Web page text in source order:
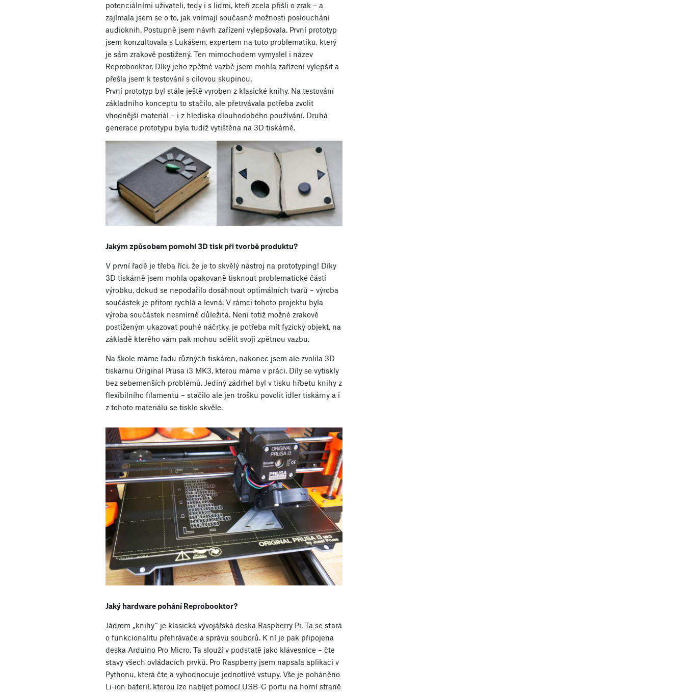
potenciálními uživateli, tedy i s lidmi, kteří zcela přišli o zrak – a
zajímala jsem se o to, jak vnímají současné možnosti poslouchání
audioknih. Postupně jsem návrh zařízení vylepšovala. První prototyp
jsem konzultovala s Lukášem, expertem na tuto problematiku, který
je sám zrakově postižený. Ten mimochodem vymyslel i název
Reprobooktor. Díky jeho zpětné vazbě jsem mohla zařízení vylepšit a
přešla jsem k testování s cílovou skupinou.
První prototyp byl stále ještě vyroben z klasické knihy. Na testování
základního konceptu to stačilo, ale přetrvávala potřeba zvolit
vhodnější materiál – i z hlediska dlouhodobého používání. Druhá
generace prototypu byla tudíž vytištěna na 3D tiskárně.
Jakým způsobem pomohl 3D tisk při tvorbě produktu?
V první řadě je třeba říci, že je to skvělý nástroj na prototyping! Díky
3D tiskárně jsem mohla opakovaně tisknout problematické části
výrobku, dokud se nepodařilo dosáhnout optimálních tvarů – výroba
součástek je přitom rychlá a levná. V rámci tohoto projektu byla
výroba součástek nesmírně důležitá. Není totiž možné zrakově
postiženým ukazovat pouhé náčrtky, je potřeba mít fyzický objekt, na
základě kterého vám pak mohou sdělit svoji zpětnou vazbu.
Na škole máme řadu různých tiskáren, nakonec jsem ale zvolila 3D
tiskárnu Original Prusa i3 MK3, kterou máme v práci. Díly se vytiskly
bez sebemenších problémů. Jediný zádrhel byl v tisku hřbetu knihy z
flexibilního filamentu – stačilo ale jen trošku povolit idler tiskárny a i
z tohoto materiálu se tisklo skvěle.
Jaký hardware pohání Reprobooktor?
Jádrem „knihy“ je klasická vývojářská deska Raspberry Pi. Ta se stará
o funkcionalitu přehrávače a správu souborů. K ní je pak připojena
deska Arduino Pro Micro. Ta slouží v podstatě jako klávesnice – čte
stavy všech ovládacích prvků. Pro Raspberry jsem napsala aplikaci v
Pythonu, která čte a vyhodnocuje jednotlivé vstupy. Vše je poháněno
Li-ion baterií, kterou lze nabíjet pomocí USB-C portu na horní straně